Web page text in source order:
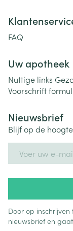
FAQ
Uw apotheek
Nuttige links
Voorschrift
Nieuwsbrief
Blijf op de
Door op inschrijven
nieuwsbrief en